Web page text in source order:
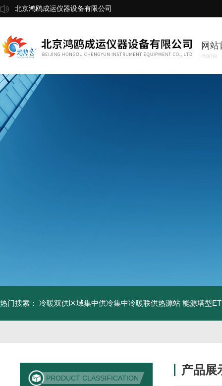
北京鸿鸥成运仪器设备有限公司
网站
Home
热门搜索： 冷暖双供区域集中供冷集中冷暖联供热源站 能源塔型
PRODUCT CLASSIFICATION
产品展